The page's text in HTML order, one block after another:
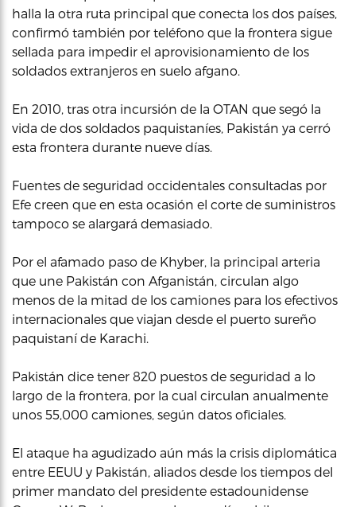
halla la otra ruta principal que conecta los dos países,
confirmó también por teléfono que la frontera sigue
sellada para impedir el aprovisionamiento de los
soldados extranjeros en suelo afgano.
En 2010, tras otra incursión de la OTAN que segó la
vida de dos soldados paquistaníes, Pakistán ya cerró
esta frontera durante nueve días.
Fuentes de seguridad occidentales consultadas por
Efe creen que en esta ocasión el corte de suministros
tampoco se alargará demasiado.
Por el afamado paso de Khyber, la principal arteria
que une Pakistán con Afganistán, circulan algo
menos de la mitad de los camiones para los efectivos
internacionales que viajan desde el puerto sureño
paquistaní de Karachi.
Pakistán dice tener 820 puestos de seguridad a lo
largo de la frontera, por la cual circulan anualmente
unos 55,000 camiones, según datos oficiales.
El ataque ha agudizado aún más la crisis diplomática
entre EEUU y Pakistán, aliados desde los tiempos del
primer mandato del presidente estadounidense